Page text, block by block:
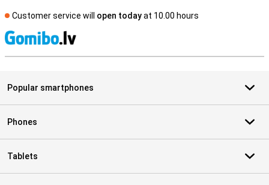
Customer service will open todayat 10.00 hours
Popular smartphones
Phones
Tablets